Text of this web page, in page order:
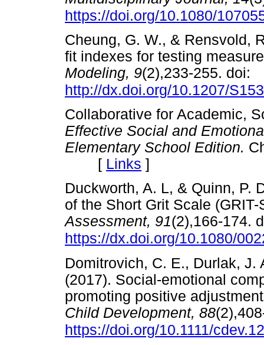
https://doi.org/10.1080/
Cheung, G. W., & Rensvold,
fit indexes for testing
Modeling, 9(2),233-255. doi:
http://dx.doi.org/10.1207/
Collaborative for Academic,
Effective Social and
Elementary School Edition.
[ Links ]
Duckworth, A. L, & Quinn, P.
of the Short Grit Scale
Assessment, 91(2),166-174.
https://dx.doi.org/10.1080/
Domitrovich, C. E., Durlak, J.
(2017). Social-emotional
promoting positive
Child Development, 88
https://doi.org/10.1111/